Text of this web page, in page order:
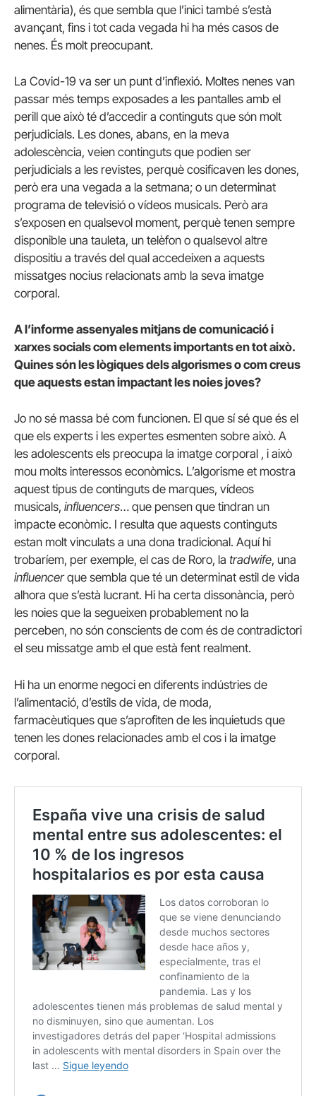
alimentària), és que sembla que l’inici també s’està
avançant, fins i tot cada vegada hi ha més casos de
nenes. És molt preocupant.
La Covid-19 va ser un punt d’inflexió. Moltes nenes van
passar més temps exposades a les pantalles amb el
perill que això té d’accedir a continguts que són molt
perjudicials. Les dones, abans, en la meva
adolescència, veien continguts que podien ser
perjudicials a les revistes, perquè cosificaven les dones,
però era una vegada a la setmana; o un determinat
programa de televisió o vídeos musicals. Però ara
s’exposen en qualsevol moment, perquè tenen sempre
disponible una tauleta, un telèfon o qualsevol altre
dispositiu a través del qual accedeixen a aquests
missatges nocius relacionats amb la seva imatge
corporal.
A l’informe assenyales mitjans de comunicació i
xarxes socials com elements importants en tot això.
Quines són les lògiques dels algorismes o com creus
que aquests estan impactant les noies joves?
Jo no sé massa bé com funcionen. El que sí sé que és el
que els experts i les expertes esmenten sobre això. A
les adolescents els preocupa la imatge corporal , i això
mou molts interessos econòmics. L’algorisme et mostra
aquest tipus de continguts de marques, vídeos
musicals, influencers… que pensen que tindran un
impacte econòmic. I resulta que aquests continguts
estan molt vinculats a una dona tradicional. Aquí hi
trobaríem, per exemple, el cas de Roro, la tradwife, una
influencerque sembla que té un determinat estil de vida
alhora que s’està lucrant. Hi ha certa dissonància, però
les noies que la segueixen probablement no la
perceben, no són conscients de com és de contradictori
el seu missatge amb el que està fent realment.
Hi ha un enorme negoci en diferents indústries de
l’alimentació, d’estils de vida, de moda,
farmacèutiques que s’aprofiten de les inquietuds que
tenen les dones relacionades amb el cos i la imatge
corporal.